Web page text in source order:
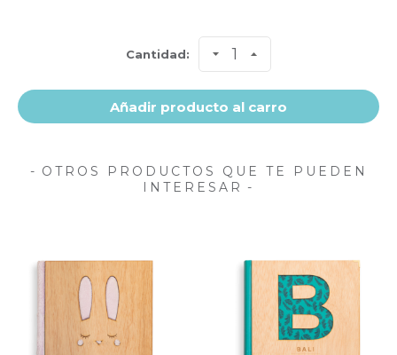
Cantidad:
Añadir producto al carro
OTROS PRODUCTOS QUE TE PUEDEN
INTERESAR